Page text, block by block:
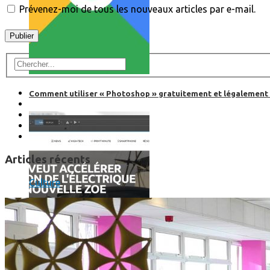
Comment utiliser « Photoshop » gratuitement et légalement
Prévenez-moi de tous les nouveaux articles par e-mail.
Articles récents
Culture